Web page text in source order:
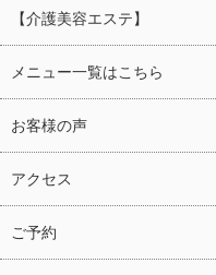
【介護美容エステ】
メニュー一覧はこちら
お客様の声
アクセス
ご予約